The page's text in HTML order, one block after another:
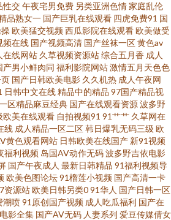
AV影院 高清无码播放一本 夜夜精精 亚洲精品
男人色色天堂 国产豆花在线操 91海角社区午夜
影音先锋四虎影院 精品国产香蕉日日夜夜 www
页 最新伪娘TS在线观看 欧美日韩二区 91玉足
社区 国内产品免费观看 91福利社在线观看 影
站 国产精品成人国产乱 91豆花原创 欧美美妖
在线 日本啊V在线观看 综合图区激情文学 成人
性交午夜宅男免费 另类亚洲色情家庭乱伦
品熟女一 国产巨乳在线观看 四虎免费91 国
欧美猛交视频西瓜影院在线观看欧美做受
频在线 国产视频高清 国产丝袜一区黄色av
在线网站 久草视频资源站综合五月香 成人
产男小鲜肉同 福利影院网站激情五月天色色
国产日韩欧美电影 久久机热 成人午夜网
日韩中文在线精品中的精品 97国产精品视
区精品麻豆经典 国产在线观看资源波多野
欧美在线观看 自拍视频91 91艹艹 久草网在
线 成人精品一区二区韩日爆乳无码三级 欧
黄色观看网站 日韩欧美在线国产 新91视频
福利视频 岛国AV动作无码波多野吉依电影
国产午夜成人 最新日韩精品 91福利视频导
欧美色图论坛91榴莲小视频 国产高清一卡
资源站欧美日韩另类091华人 国产日韩一区
潮喷91原创国产视频 成人吃瓜福利 国产在
影全集 国产AV无码 人妻系列 爱豆传媒倩女